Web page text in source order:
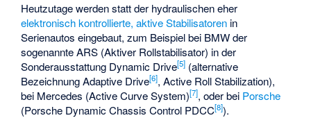
Heutzutage werden statt der hydraulischen eher
elektronisch kontrollierte, aktive Stabilisatoren in
Serienautos eingebaut, zum Beispiel bei BMW der
sogenannte ARS (Aktiver Rollstabilisator) in der
Sonderausstattung Dynamic Drive[5] (alternative
Bezeichnung Adaptive Drive[6], Active Roll Stabilization),
bei Mercedes (Active Curve System)[7], oder bei Porsche
(Porsche Dynamic Chassis Control PDCC[8]).